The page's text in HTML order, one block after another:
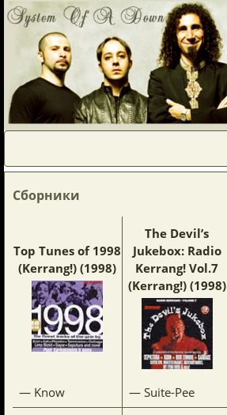
Сборники
Top Tunes of 1998
(Kerrang!) (1998)
The Devil’s
Jukebox: Radio
Kerrang! Vol.7
(Kerrang!) (1998)
— Know — Suite-Pee